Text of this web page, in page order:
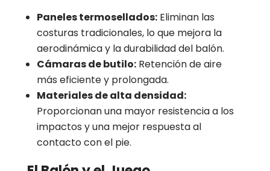
Paneles termosellados:Eliminan las
costuras tradicionales, lo que mejora la
aerodinámica y la durabilidad del balón.
Cámaras de butilo:Retención de aire
más eficiente y prolongada.
Materiales de alta densidad:
Proporcionan una mayor resistencia a los
impactos y una mejor respuesta al
contacto con el pie.